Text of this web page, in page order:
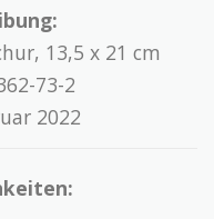
13,5 x 21 cm
73-2
2022